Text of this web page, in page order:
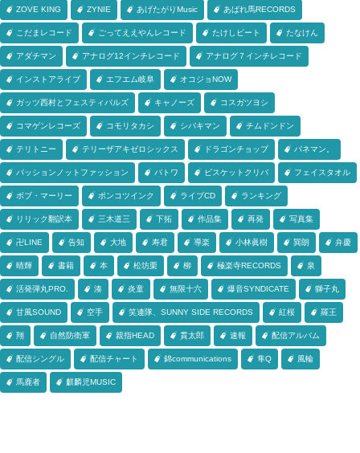
ZOVE KING ZYNIE あげたがりMusic あばれ馬RECORDS
こだまレコード ごってええやんレコード たけしビート たなけん
アダチマン アナログ12インチレコード アナログ７インチレコード
インストアライブ エフエム岐阜 オコジョNOW
ガッツ西村とフェスティバルズ キャノーズ コスガツヨシ
コマゲンレコーズ コモリタカシ シバキマン チムドンドン
テリトニー テリーザアキゼロシックス ドラゴンチョップ バネマン。
パッションノットファッション パトワ ビスケットクリバ フェイスタオル
ボブ・マーリー ポンコツインク ライブCD ランキング
リリック翻訳本 三木道三 下拓 作品集 再発 写真集
卍LINE 告知 大地 寿君 導楽 小林眞樹 巽朗 弁慶
晴輝 書籍 本 松坊栗 柳 極楽寺RECORDS 泉
活発弾丸PRO. 湊 炎童 無限十六 爆音SYNDICATE 獅子丸
甘風SOUND 空手 笑連隊、SUNNY SIDE RECORDS 紅桜 羅王
翔 自然防衛軍 親指HEAD 貫太郎 速報 配信アルバム
配信シングル 配信チャート 錦communications 隼Q 風輪
馬鹿者 麒麟児MUSIC